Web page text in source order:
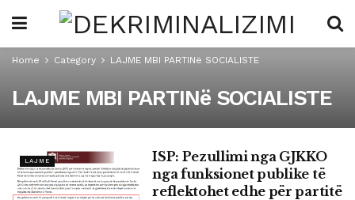
Home Category LAJME MBI PARTINë SOCIALISTE
LAJME MBI PARTINë SOCIALISTE
LAJME
ISP: Pezullimi nga GJKKO
nga funksionet publike të
reflektohet edhe për partitë